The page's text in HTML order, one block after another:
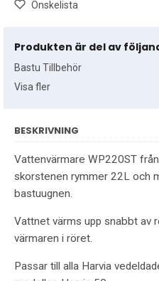
Önskelista
Produkten är del av
Bastu Tillbehör
Visa fler
BESKRIVNING
Vattenvärmare WP220ST
skorstenen rymmer 22L och
bastuugnen.
Vattnet värms upp snabbt av
värmaren i röret.
Passar till alla Harvia